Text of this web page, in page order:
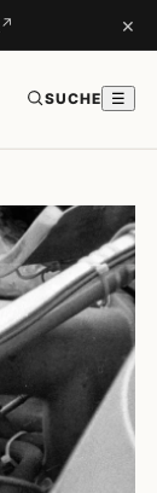
↗ ×
SUCHE ☰